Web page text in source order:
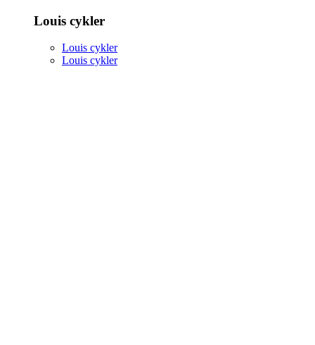
Louis cykler
Louis cykler
Louis cykler